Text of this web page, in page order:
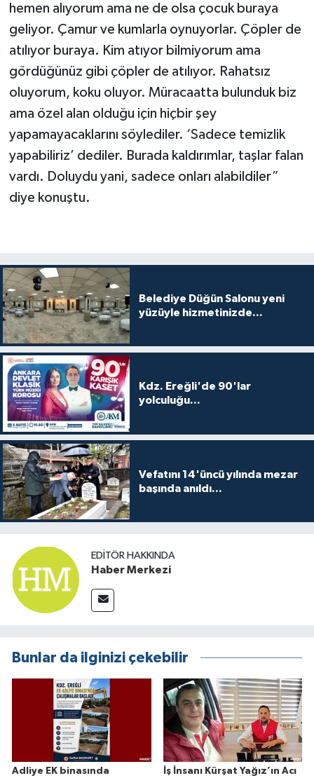
hemen alıyorum ama ne de olsa çocuk buraya
geliyor. Çamur ve kumlarla oynuyorlar. Çöpler de
atılıyor buraya. Kim atıyor bilmiyorum ama
gördüğünüz gibi çöpler de atılıyor. Rahatsız
oluyorum, koku oluyor. Müracaatta bulunduk biz
ama özel alan olduğu için hiçbir şey
yapamayacaklarını söylediler. ‘Sadece temizlik
yapabiliriz’ dediler. Burada kaldırımlar, taşlar falan
vardı. Doluydu yani, sadece onları alabildiler”
diye konuştu.
Belediye Düğün Salonu yeni
yüzüyle hizmetinizde...
Kdz. Ereğli'de 90'lar
yolculuğu...
Vefatını 14'üncü yılında mezar
başında anıldı...
EDITÖR HAKKINDA
Haber Merkezi
Bunlar da ilginizi çekebilir
Adliye EK binasında
İş İnsanı Kürşat Yağız’ın Acı